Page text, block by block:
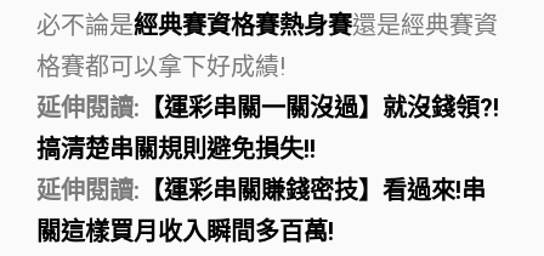
必不論是經典賽資格賽熱身賽還是經典賽資
格賽都可以拿下好成績!
延伸閱讀: 【運彩串關一關沒過】就沒錢領?!
搞清楚串關規則避免損失!!
延伸閱讀: 【運彩串關賺錢密技】看過來!串
關這樣買月收入瞬間多百萬!